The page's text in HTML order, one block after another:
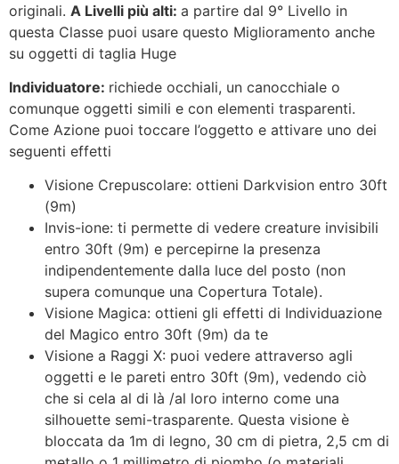
originali. A Livelli più alti: a partire dal 9° Livello in
questa Classe puoi usare questo Miglioramento anche
su oggetti di taglia Huge
Individuatore: richiede occhiali, un canocchiale o
comunque oggetti simili e con elementi trasparenti.
Come Azione puoi toccare l’oggetto e attivare uno dei
seguenti effetti
Visione Crepuscolare: ottieni Darkvision entro 30ft
(9m)
Invis-ione: ti permette di vedere creature invisibili
entro 30ft (9m) e percepirne la presenza
indipendentemente dalla luce del posto (non
supera comunque una Copertura Totale).
Visione Magica: ottieni gli effetti di Individuazione
del Magico entro 30ft (9m) da te
Visione a Raggi X: puoi vedere attraverso agli
oggetti e le pareti entro 30ft (9m), vedendo ciò
che si cela al di là /al loro interno come una
silhouette semi-trasparente. Questa visione è
bloccata da 1m di legno, 30 cm di pietra, 2,5 cm di